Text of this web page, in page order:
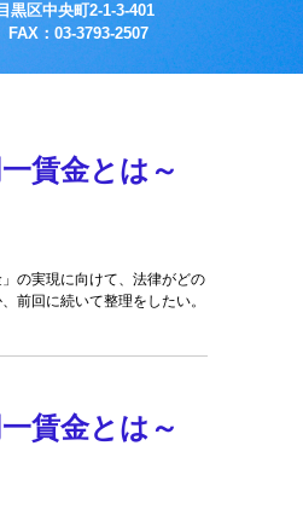
区中央町2-1-3-401
：03-3793-2507
賃金とは～
の実現に向けて、法律がどの
前回に続いて整理をしたい。
賃金とは～